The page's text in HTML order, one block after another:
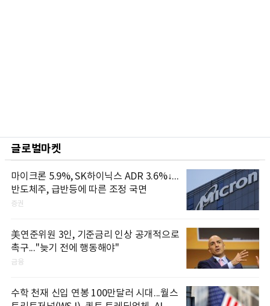
글로벌마켓
마이크론 5.9%, SK하이닉스 ADR 3.6%↓...
반도체주, 급반등에 따른 조정 국면
증권
美연준위원 3인, 기준금리 인상 공개적으로
촉구..."늦기 전에 행동해야"
금융
수학 천재 신입 연봉 100만달러 시대...월스